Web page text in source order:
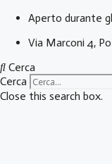
contenuto
Aperto durante
Via Marconi 4,
Cerca
Cerca
Close this search box.